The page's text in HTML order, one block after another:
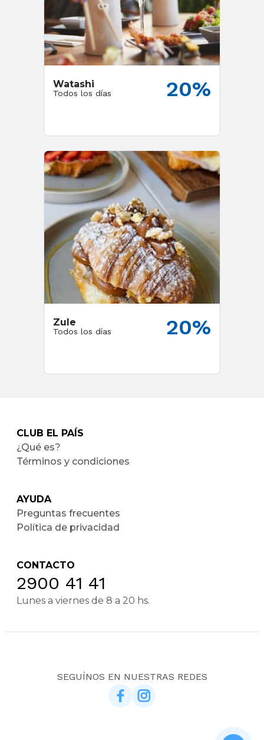
Watashi
Todos los días 20%
Zule
Todos los días 20%
CLUB EL PAÍS
¿Qué es?
Términos y condiciones
AYUDA
Preguntas frecuentes
Política de privacidad
CONTACTO
2900 41 41
Lunes a viernes de 8 a 20 hs.
SEGUÍNOS EN NUESTRAS REDES